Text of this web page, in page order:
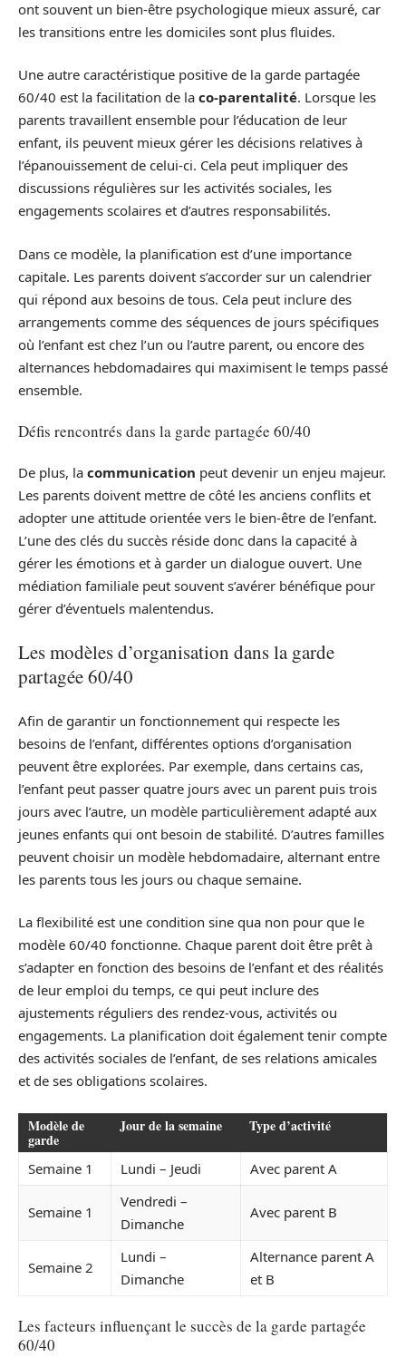
ont souvent un bien-être psychologique mieux assuré, car
les transitions entre les domiciles sont plus fluides.
Une autre caractéristique positive de la garde partagée
60/40 est la facilitation de la co-parentalité. Lorsque les
parents travaillent ensemble pour l’éducation de leur
enfant, ils peuvent mieux gérer les décisions relatives à
l’épanouissement de celui-ci. Cela peut impliquer des
discussions régulières sur les activités sociales, les
engagements scolaires et d’autres responsabilités.
Dans ce modèle, la planification est d’une importance
capitale. Les parents doivent s’accorder sur un calendrier
qui répond aux besoins de tous. Cela peut inclure des
arrangements comme des séquences de jours spécifiques
où l’enfant est chez l’un ou l’autre parent, ou encore des
alternances hebdomadaires qui maximisent le temps passé
ensemble.
Défis rencontrés dans la garde partagée 60/40
De plus, la communication peut devenir un enjeu majeur.
Les parents doivent mettre de côté les anciens conflits et
adopter une attitude orientée vers le bien-être de l’enfant.
L’une des clés du succès réside donc dans la capacité à
gérer les émotions et à garder un dialogue ouvert. Une
médiation familiale peut souvent s’avérer bénéfique pour
gérer d’éventuels malentendus.
Les modèles d’organisation dans la garde
partagée 60/40
Afin de garantir un fonctionnement qui respecte les
besoins de l’enfant, différentes options d’organisation
peuvent être explorées. Par exemple, dans certains cas,
l’enfant peut passer quatre jours avec un parent puis trois
jours avec l’autre, un modèle particulièrement adapté aux
jeunes enfants qui ont besoin de stabilité. D’autres familles
peuvent choisir un modèle hebdomadaire, alternant entre
les parents tous les jours ou chaque semaine.
La flexibilité est une condition sine qua non pour que le
modèle 60/40 fonctionne. Chaque parent doit être prêt à
s’adapter en fonction des besoins de l’enfant et des réalités
de leur emploi du temps, ce qui peut inclure des
ajustements réguliers des rendez-vous, activités ou
engagements. La planification doit également tenir compte
des activités sociales de l’enfant, de ses relations amicales
et de ses obligations scolaires.
Modèle de
garde
Jour de la semaine Type d’activité
Semaine 1 Lundi – Jeudi Avec parent A
Semaine 1
Vendredi –
Dimanche
Avec parent B
Semaine 2
Lundi –
Dimanche
Alternance parent A
et B
Les facteurs influençant le succès de la garde partagée
60/40